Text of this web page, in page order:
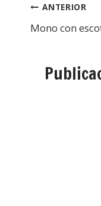
ANTERIOR
Mono con